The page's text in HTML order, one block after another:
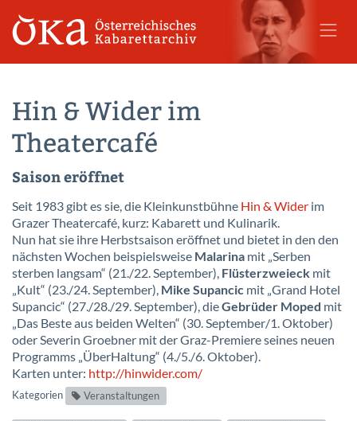
Hin & Wider im
Theatercafé
Saison eröffnet
Seit 1983 gibt es sie, die Kleinkunstbühne Hin & Wider im
Grazer Theatercafé, kurz: Kabarett und Kulinarik.
Nun hat sie ihre Herbstsaison eröffnet und bietet in den den
nächsten Wochen beispielsweise Malarina mit „Serben
sterben langsam“ (21./22. September), Flüsterzweieck mit
„Kult“ (23./24. September), Mike Supancic mit „Grand Hotel
Supancic“ (27./28./29. September), dieGebrüder Moped mit
„Das Beste aus beiden Welten“ (30. September/1. Oktober)
oder Severin Groebner mit der Graz-Premiere seines neuen
Programms „ÜberHaltung“ (4./5./6. Oktober).
Karten unter: http://hinwider.com/
Kategorien Veranstaltungen